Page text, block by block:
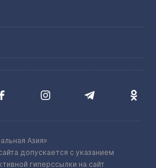
Азия»
допускается с указанием
гиперссылки на сайт